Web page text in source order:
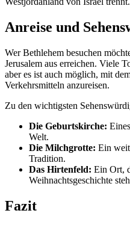
Anreise und
Wer Bethlehem besuchen
Jerusalem aus erreichen. Viele
aber es ist auch möglich, mit
Verkehrsmitteln anzureisen.
Zu den wichtigsten
Die Geburtskirche:
Welt.
Die Milchgrotte: Ein
Tradition.
Das Hirtenfeld: Ein Ort,
Weihnachtsgeschichte
Fazit